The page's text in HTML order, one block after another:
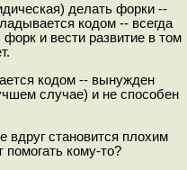
делать форки --
кодом -- всегда
и вести развитие в том
кодом -- вынужден
случае) и не способен
вдруг становится плохим
помогать кому-то?